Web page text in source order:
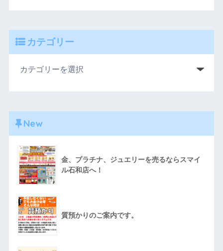
カテゴリー
New
金、プラチナ、ジュエリーを売るならスマイ
ル石和店へ！
質預かりのご案内です。